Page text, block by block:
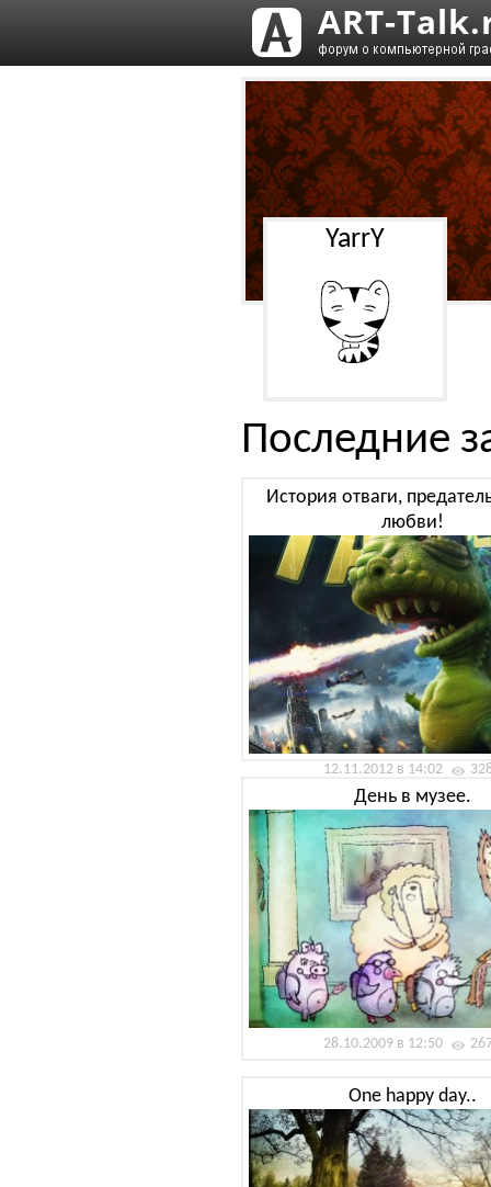
YarrY
Последние
История отваги,
любви!
12.11.2012 в 14:02
День в музее.
28.10.2009 в 12:50
One happy day..